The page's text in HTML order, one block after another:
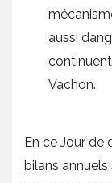
aussi
Vachon.
En ce Jour de
bilans